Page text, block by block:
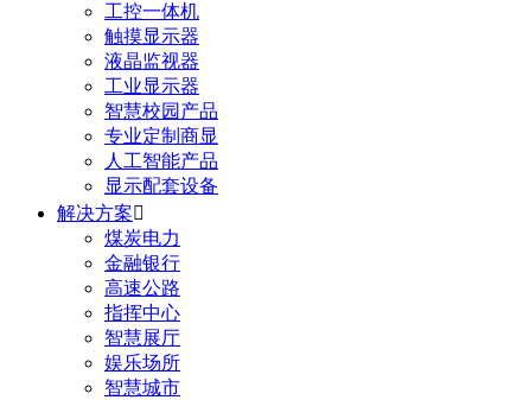
工控一体机
触摸显示器
液晶监视器
工业显示器
智慧校园产品
专业定制商显
人工智能产品
显示配套设备
解决方案
煤炭电力
金融银行
高速公路
指挥中心
智慧展厅
娱乐场所
智慧城市